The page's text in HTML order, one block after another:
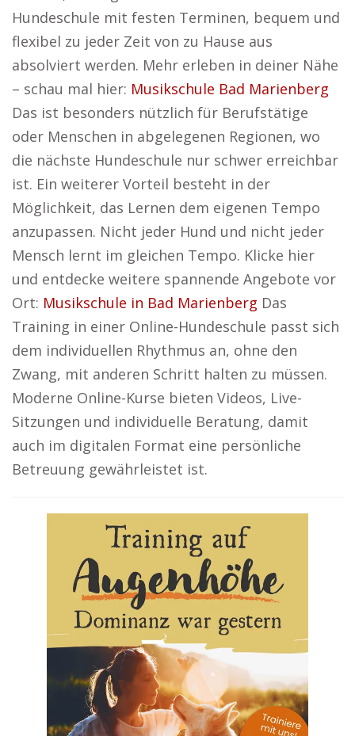
Hundeschule mit festen Terminen, bequem und
flexibel zu jeder Zeit von zu Hause aus
absolviert werden. Mehr erleben in deiner Nähe
– schau mal hier: Musikschule Bad Marienberg
Das ist besonders nützlich für Berufstätige
oder Menschen in abgelegenen Regionen, wo
die nächste Hundeschule nur schwer erreichbar
ist. Ein weiterer Vorteil besteht in der
Möglichkeit, das Lernen dem eigenen Tempo
anzupassen. Nicht jeder Hund und nicht jeder
Mensch lernt im gleichen Tempo. Klicke hier
und entdecke weitere spannende Angebote vor
Ort: Musikschule in Bad Marienberg Das
Training in einer Online-Hundeschule passt sich
dem individuellen Rhythmus an, ohne den
Zwang, mit anderen Schritt halten zu müssen.
Moderne Online-Kurse bieten Videos, Live-
Sitzungen und individuelle Beratung, damit
auch im digitalen Format eine persönliche
Betreuung gewährleistet ist.